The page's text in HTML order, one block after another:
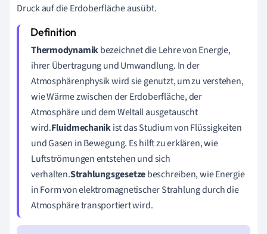
Druck auf die Erdoberfläche ausübt.
Thermodynamikbezeichnet die Lehre von Energie,
ihrer Übertragung und Umwandlung. In der
Atmosphärenphysik wird sie genutzt, um zu verstehen,
wie Wärme zwischen der Erdoberfläche, der
Atmosphäre und dem Weltall ausgetauscht
wird.Fluidmechanikist das Studium von Flüssigkeiten
und Gasen in Bewegung. Es hilft zu erklären, wie
Luftströmungen entstehen und sich
verhalten.Strahlungsgesetzebeschreiben, wie Energie
in Form von elektromagnetischer Strahlung durch die
Atmosphäre transportiert wird.